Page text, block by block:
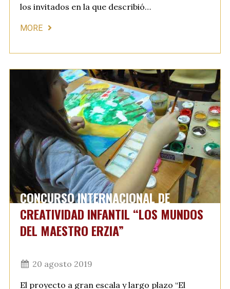
los invitados en la que describió…
MORE
CONCURSO INTERNACIONAL DE
CREATIVIDAD INFANTIL “LOS MUNDOS
DEL MAESTRO ERZIA”
20 agosto 2019
El proyecto a gran escala y largo plazo “El